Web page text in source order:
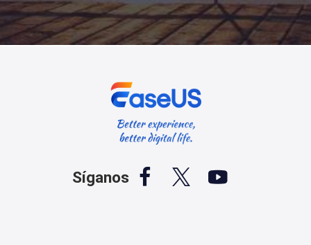
Síganos   